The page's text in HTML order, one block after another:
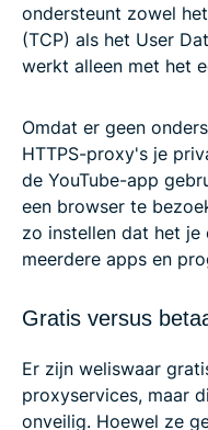
ondersteunt zowel
(TCP) als het User
werkt alleen met het
Omdat er geen
HTTPS-proxy's je
de YouTube-app
een browser te
zo instellen dat het je
meerdere apps en
Gratis versus
Er zijn weliswaar
proxyservices, maar
onveilig. Hoewel ze